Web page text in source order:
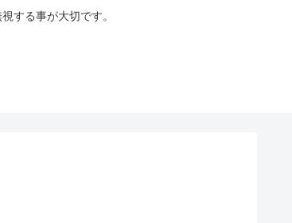
する事が大切です。